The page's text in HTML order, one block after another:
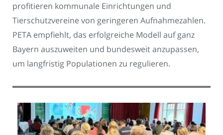
profitieren kommunale Einrichtungen und
Tierschutzvereine von geringeren Aufnahmezahlen.
PETA empfiehlt, das erfolgreiche Modell auf ganz
Bayern auszuweiten und bundesweit anzupassen,
um langfristig Populationen zu regulieren.